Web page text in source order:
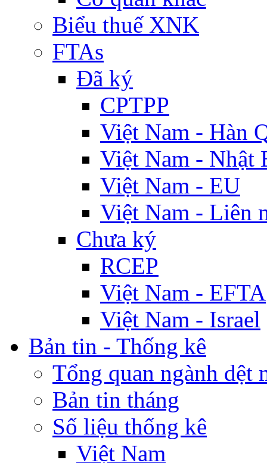
Biểu thuế XNK
FTAs
Đã ký
CPTPP
Việt Nam - Hàn
Việt Nam - Nhật
Việt Nam - EU
Việt Nam - Liên
Chưa ký
RCEP
Việt Nam - EFTA
Việt Nam - Israel
Bản tin - Thống kê
Tổng quan ngành dệt
Bản tin tháng
Số liệu thống kê
Việt Nam